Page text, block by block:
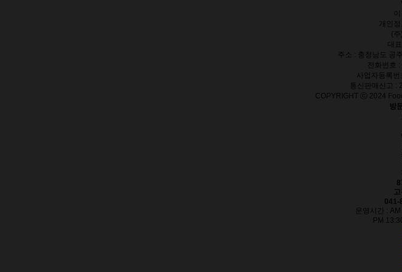
개인
(
대
주소 : 충청남도 공
전화번호
사업자등록
통신판매신고 :
COPYRIGHT ⓒ 2024
방
041-
운영시간 :
PM